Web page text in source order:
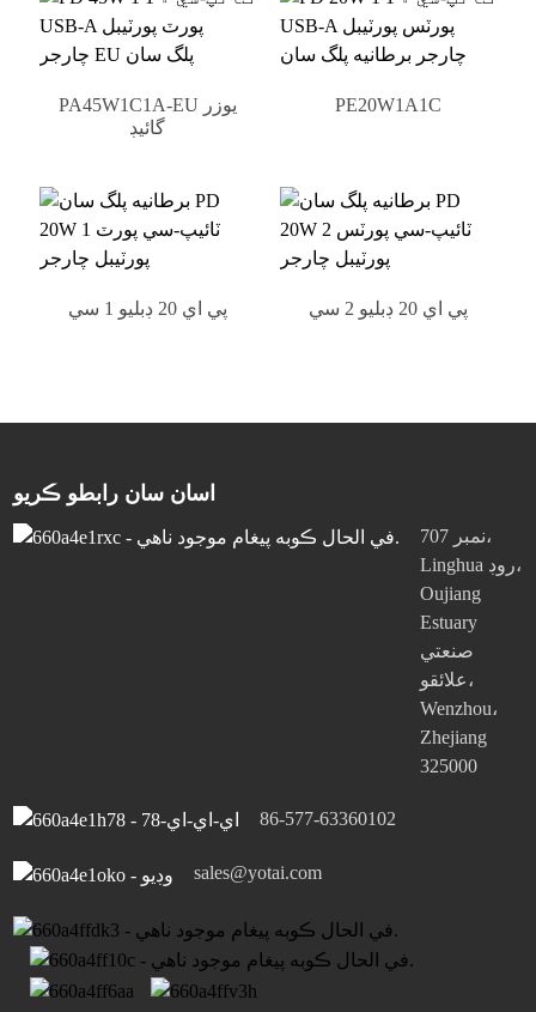
PA45W1C1A-EU يوزر
گائيڊ
PE20W1A1C
پي اي 20 ڊبليو 1 سي پي اي 20 ڊبليو 2 سي
اسان سان رابطو ڪريو
نمبر 707،
Linghua روڊ،
Oujiang
Estuary
صنعتي
علائقو،
Wenzhou،
Zhejiang
325000
86-577-63360102
sales@yotai.com